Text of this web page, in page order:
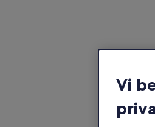
Vi fandt 2.102
Vi